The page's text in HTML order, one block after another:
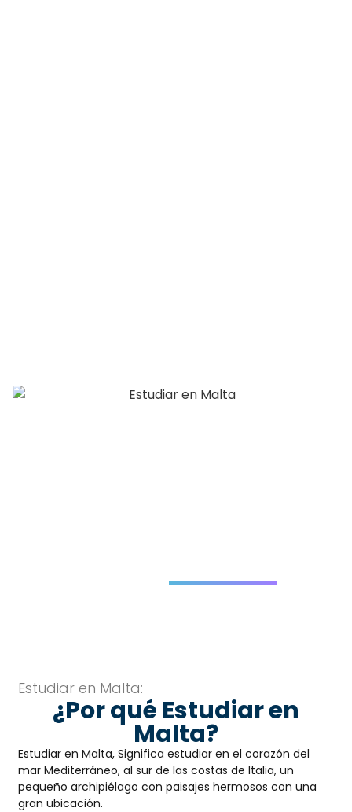
tus datos
Estudiar en Malta:
¿Por qué Estudiar en
Malta?
Estudiar en Malta, Significa estudiar en el corazón del
mar Mediterráneo, al sur de las costas de Italia, un
pequeño archipiélago con paisajes hermosos con una
gran ubicación.